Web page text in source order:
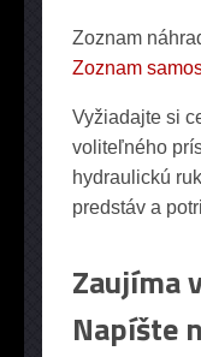
Zoznam
Zoznam
Vyžiadajte si
voliteľného
hydraulickú
predstáv a
Zaujíma
Napíšte